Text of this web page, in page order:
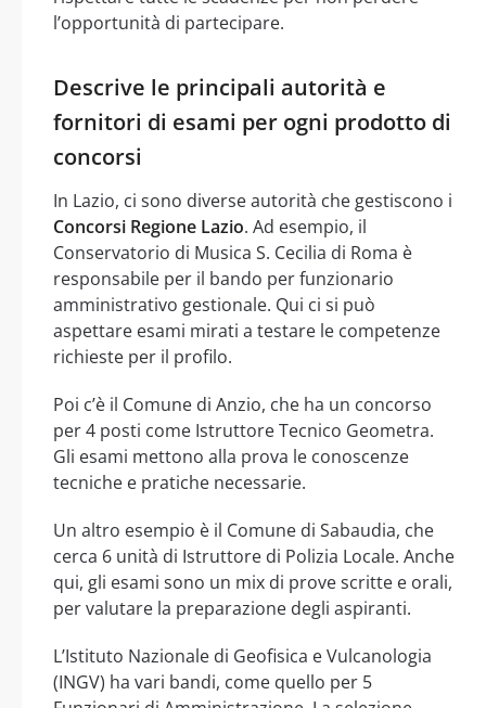
l’opportunità di partecipare.
Descrive le principali autorità e
fornitori di esami per ogni prodotto di
concorsi
In Lazio, ci sono diverse autorità che gestiscono i
Concorsi Regione Lazio. Ad esempio, il
Conservatorio di Musica S. Cecilia di Roma è
responsabile per il bando per funzionario
amministrativo gestionale. Qui ci si può
aspettare esami mirati a testare le competenze
richieste per il profilo.
Poi c’è il Comune di Anzio, che ha un concorso
per 4 posti come Istruttore Tecnico Geometra.
Gli esami mettono alla prova le conoscenze
tecniche e pratiche necessarie.
Un altro esempio è il Comune di Sabaudia, che
cerca 6 unità di Istruttore di Polizia Locale. Anche
qui, gli esami sono un mix di prove scritte e orali,
per valutare la preparazione degli aspiranti.
L’Istituto Nazionale di Geofisica e Vulcanologia
(INGV) ha vari bandi, come quello per 5